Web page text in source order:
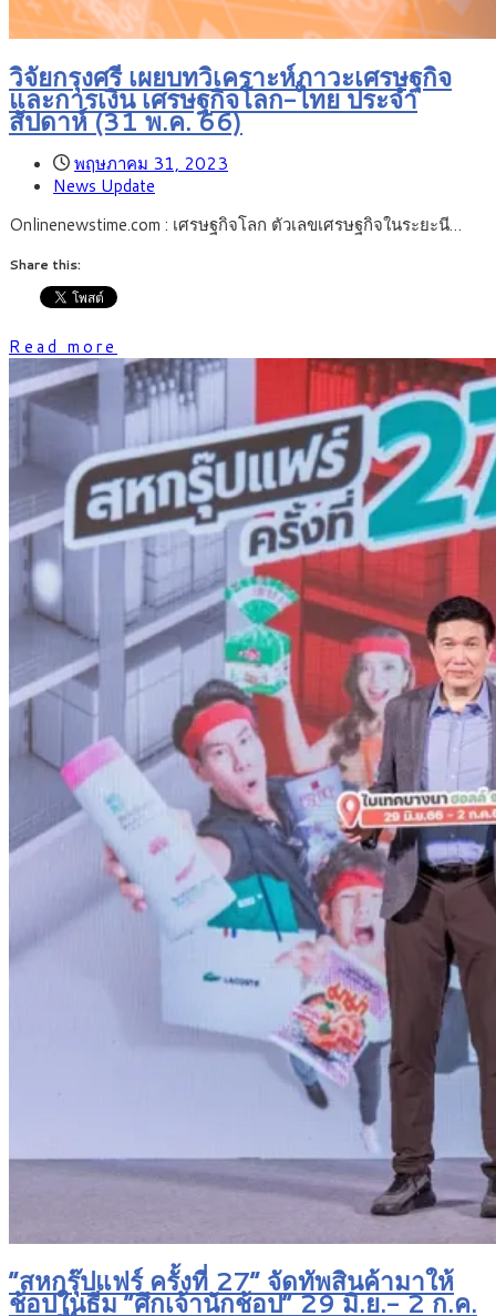
วิจัยกรุงศรี เผยบทวิเคราะห์ภาวะเศรษฐกิจ
และการเงิน เศรษฐกิจโลก-ไทย ประจำ
สัปดาห์ (31 พ.ค. 66)
พฤษภาคม 31, 2023
News Update
Onlinenewstime.com : เศรษฐกิจโลก ตัวเลขเศรษฐกิจในระยะนี…
Share this:
Read more
“สหกรุ๊ปแฟร์ ครั้งที่ 27” จัดทัพสินค้ามาให้
ช้อปในธีม “ศึกเจ้านักช้อป” 29 มิ.ย.- 2 ก.ค.